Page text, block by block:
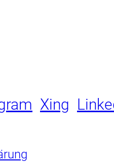
Xing